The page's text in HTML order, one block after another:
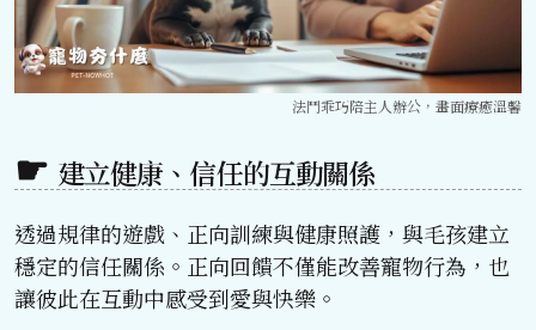
法鬥乖巧陪主人辦公，畫面療癒溫馨
建立健康、信任的互動關係
透過規律的遊戲、正向訓練與健康照護，與毛孩建立
穩定的信任關係。正向回饋不僅能改善寵物行為，也
讓彼此在互動中感受到愛與快樂。